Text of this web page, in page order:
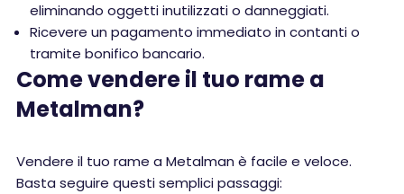
eliminando oggetti inutilizzati o danneggiati.
Ricevere un pagamento immediato in contanti o
tramite bonifico bancario.
Come vendere il tuo rame a
Metalman?
Vendere il tuo rame a Metalman è facile e veloce.
Basta seguire questi semplici passaggi: